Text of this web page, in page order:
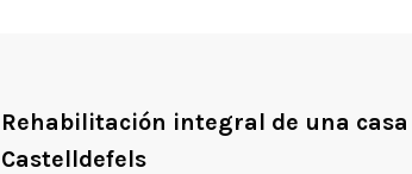
Rehabilitación integral de una
Castelldefels